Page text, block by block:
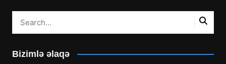
Bizimlə əlaqə